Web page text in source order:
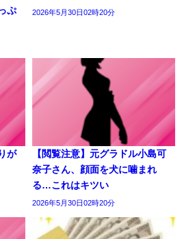
ぷ
2026年5月30日02時20分
が
【閲覧注意】元グラドル小島可
奈子さん、顔面を犬に噛まれ
る…これはキツい
2026年5月30日02時20分